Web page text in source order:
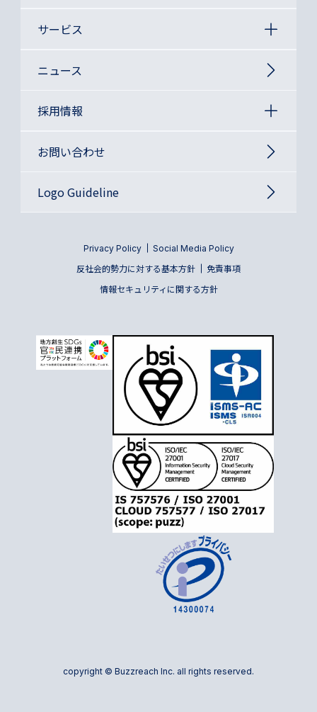
サービス
ニュース
採用情報
お問い合わせ
Logo Guideline
Privacy Policy
Social Media Policy
反社会的勢力に対する基本方針
免責事項
情報セキュリティに関する方針
copyright © Buzzreach Inc. all rights reserved.